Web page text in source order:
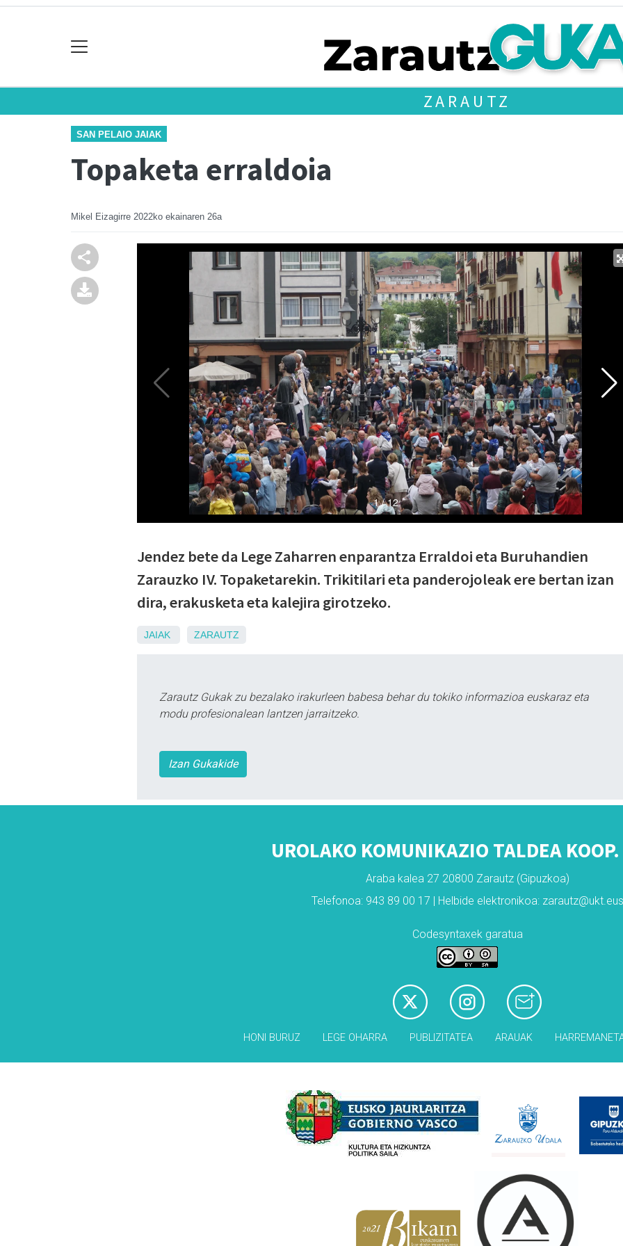
ZARAUTZ
SAN PELAIO JAIAK
Topaketa erraldoia
Mikel Eizagirre 2022ko ekainaren 26a
Jendez bete da Lege Zaharren enparantza Erraldoi eta Buruhandien
Zarauzko IV. Topaketarekin. Trikitilari eta panderojoleak ere bertan izan
dira, erakusketa eta kalejira girotzeko.
JAIAK ZARAUTZ
Zarautz Gukak zu bezalako irakurleen babesa behar du tokiko informazioa euskaraz eta
modu profesionalean lantzen jarraitzeko.
Izan Gukakide
UROLAKO KOMUNIKAZIO TALDEA
Araba kalea 27 20800 Zarautz (Gipuzkoa)
Telefonoa: 943 89 00 17 | Helbide elektronikoa: zarautz@ukt.eus
Codesyntaxek garatua
HONI BURUZ LEGE OHARRA PUBLIZITATEA ARAUAK